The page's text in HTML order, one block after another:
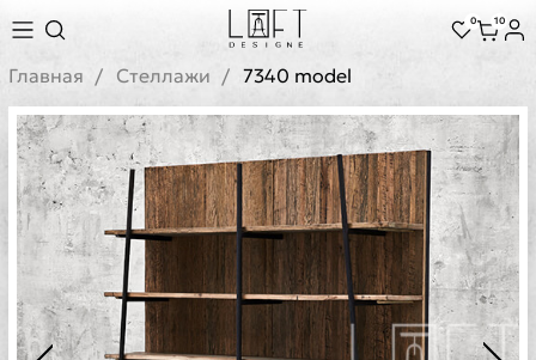
0 10
Главная Стеллажи 7340 model